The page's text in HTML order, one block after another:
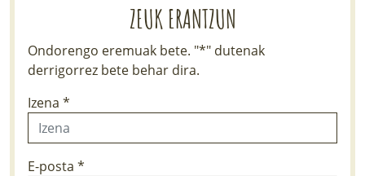
ZEUK ERANTZUN
Ondorengo eremuak bete. "*" dutenak
derrigorrez bete behar dira.
Izena *
E-posta *